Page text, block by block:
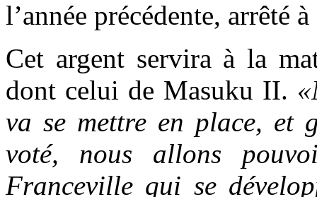
l’année précédente, arrêté
Cet argent servira à la
dont celui de Masuku II.
va se mettre en place, et
voté, nous allons
Franceville qui se